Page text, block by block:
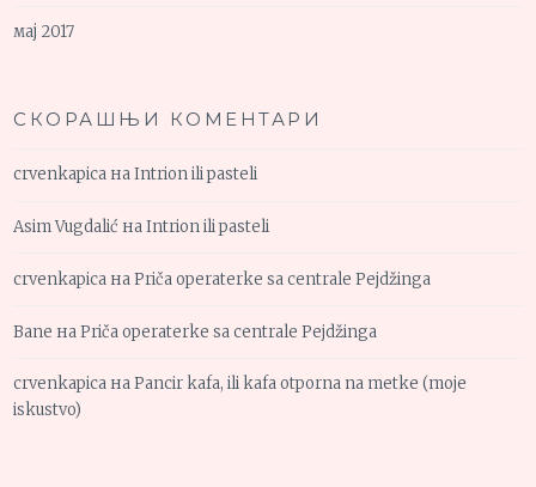
мај 2017
СКОРАШЊИ КОМЕНТАРИ
crvenkapica наIntrion ili pasteli
Asim Vugdalić наIntrion ili pasteli
crvenkapica наPriča operaterke sa centrale Pejdžinga
Bane наPriča operaterke sa centrale Pejdžinga
crvenkapica наPancir kafa, ili kafa otporna na metke (moje
iskustvo)